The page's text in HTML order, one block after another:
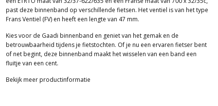
past deze binnenband op verschillende fietsen. Het ventiel is van het type
Frans Ventiel (FV) en heeft een lengte van 47 mm.
Kies voor de Gaadi binnenband en geniet van het gemak en de
betrouwbaarheid tijdens je fietstochten. Of je nu een ervaren fietser bent
of net begint, deze binnenband maakt het wisselen van een band een
fluitje van een cent.
Bekijk meer productinformatie